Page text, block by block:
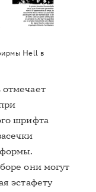
Hell в
шрифта
они могут
эстафету